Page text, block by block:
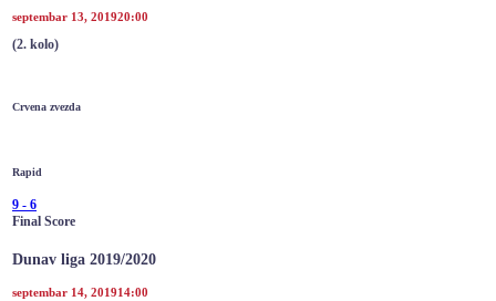
septembar 13, 201920:00
(2. kolo)
Crvena zvezda
Rapid
9 - 6
Final Score
Dunav liga 2019/2020
septembar 14, 201914:00